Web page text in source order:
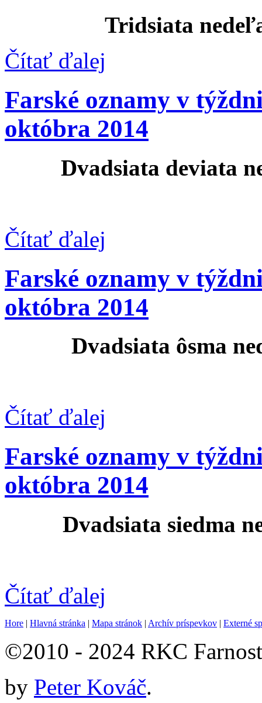
Tridsiata
Čítať ďalej
Farské oznamy v
októbra 2014
Dvadsiata deviata
Čítať ďalej
Farské oznamy v
októbra 2014
Dvadsiata ôsma
Čítať ďalej
Farské oznamy v
októbra 2014
Dvadsiata siedma
Čítať ďalej
Hore | Hlavná stránka | Mapa stránok | Archív príspevkov | Externé
©2010 - 2024 RKC
by Peter Kováč.